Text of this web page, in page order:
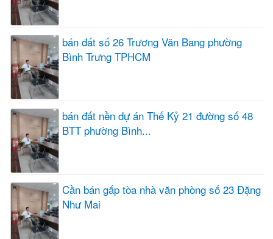
bán đất số 26 Trương Văn Bang phường
Bình Trưng TPHCM
bán đất nền dự án Thế Kỷ 21 đường số 48
BTT phường Bình...
Cần bán gấp tòa nhà văn phòng số 23 Đặng
Như Mai